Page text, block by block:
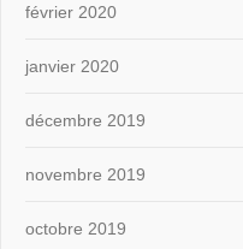
février 2020
janvier 2020
décembre 2019
novembre 2019
octobre 2019